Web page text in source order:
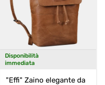
Disponibilità
immediata
"Effi" Zaino elegante da